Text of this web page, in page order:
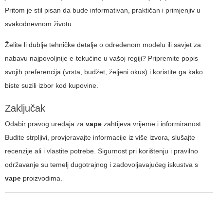
Pritom je stil pisan da bude informativan, praktičan i primjenjiv u
svakodnevnom životu.
Želite li dublje tehničke detalje o određenom modelu ili savjet za
nabavu najpovoljnije e-tekućine u vašoj regiji? Pripremite popis
svojih preferencija (vrsta, budžet, željeni okus) i koristite ga kako
biste suzili izbor kod kupovine.
Zaključak
Odabir pravog uređaja za vape zahtijeva vrijeme i informiranost.
Budite strpljivi, provjeravajte informacije iz više izvora, slušajte
recenzije ali i vlastite potrebe. Sigurnost pri korištenju i pravilno
održavanje su temelj dugotrajnog i zadovoljavajućeg iskustva s
vape proizvodima.